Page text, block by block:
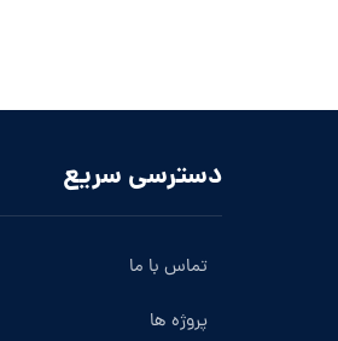
دسترسی سریع
تماس با ما
پروژه ها